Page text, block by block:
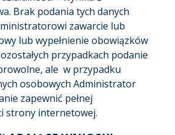
Brak podania tych danych
zawarcie lub
lub wypełnienie obowiązków
przypadkach podanie
ale w przypadku
osobowych Administrator
zapewnić pełnej
strony internetowej.